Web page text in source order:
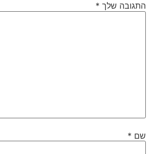
התגובה שלך*
שם*